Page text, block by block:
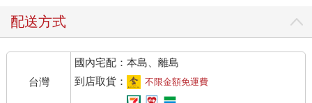
如：原住民的家屋如何通過敘事表達家族的過去與未來。
城市故事：都市空間中的建築如何敘述城市的歷史、變遷與未來
願景。例如：台北寶藏巖社區、高雄駁二碼頭再利用。
配送方式
台灣
國內宅配：本島、離島
到店取貨：
不限金額免運費